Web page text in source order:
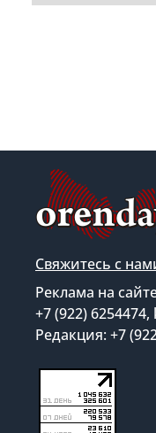
Свяжитесь с
Реклама на
+7 (922)
Редакция: +7